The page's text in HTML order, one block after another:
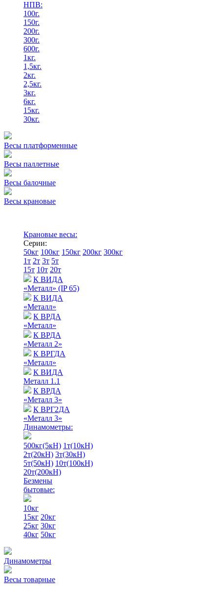
НПВ:
100г.
150г.
200г.
300г.
600г.
1кг.
1,5кг.
2кг.
2,5кг.
3кг.
6кг.
15кг.
30кг.
Весы платформенные
Весы паллетные
Весы балочные
Весы крановые
Крановые весы:
Серии:
50кг 100кг 150кг 200кг 300кг
1т 2т 3т 5т
15т 10т 20т
К ВИДА
«Металл» (IP 65)
К ВИДА
«Металл»
К ВРДА
«Металл»
К ВРДА
«Металл 2»
К ВРГДА
«Металл»
К ВИДА
Металл 1.1
К ВРДА
«Металл 3»
К ВРГ2ДА
«Металл 3»
Динамометры:
500кг(5кН) 1т(10кН)
2т(20кН) 3т(30кН)
5т(50кН) 10т(100кН)
20т(200кН)
Безмены
бытовые:
10кг
15кг 20кг
25кг 30кг
40кг 50кг
Динамометры
Весы товарные